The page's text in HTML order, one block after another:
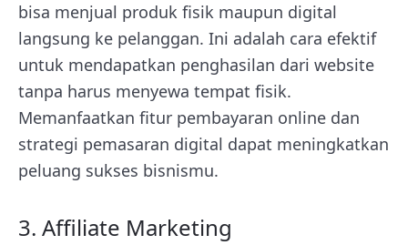
bisa menjual produk fisik maupun digital
langsung ke pelanggan. Ini adalah cara efektif
untuk mendapatkan penghasilan dari website
tanpa harus menyewa tempat fisik.
Memanfaatkan fitur pembayaran online dan
strategi pemasaran digital dapat meningkatkan
peluang sukses bisnismu.
3. Affiliate Marketing